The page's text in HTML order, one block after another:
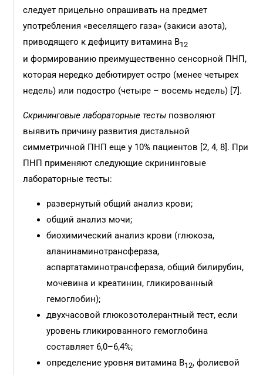
следует прицельно опрашивать на предмет
употребления «веселящего газа» (закиси азота),
приводящего к дефициту витамина В12
и формированию преимущественно сенсорной ПНП,
которая нередко дебютирует остро (менее четырех
недель) или подостро (четыре – восемь недель) [7].
Скрининговые лабораторные тесты позволяют
выявить причину развития дистальной
симметричной ПНП еще у 10% пациентов [2, 4, 8]. При
ПНП применяют следующие скрининговые
лабораторные тесты:
развернутый общий анализ крови;
общий анализ мочи;
биохимический анализ крови (глюкоза,
аланинаминотрансфераза,
аспартатаминотрансфераза, общий билирубин,
мочевина и креатинин, гликированный
гемоглобин);
двухчасовой глюкозотолерантный тест, если
уровень гликированного гемоглобина
составляет 6,0–6,4%;
определение уровня витамина В12, фолиевой